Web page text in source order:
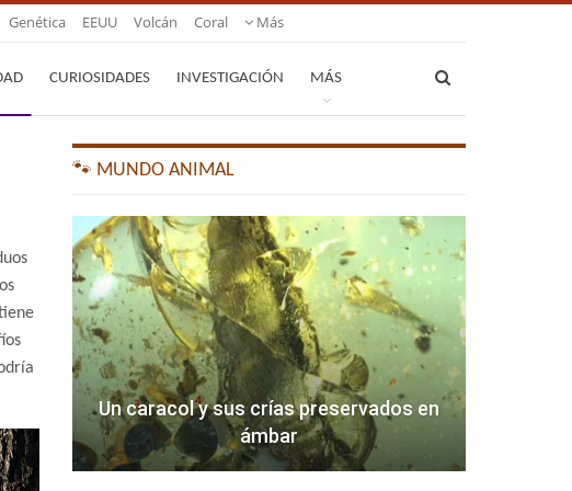
Genética EEUU Volcán Coral Más
CURIOSIDADES INVESTIGACIÓN MÁS
🐾 MUNDO ANIMAL
Un caracol y sus crías preservados en
ámbar